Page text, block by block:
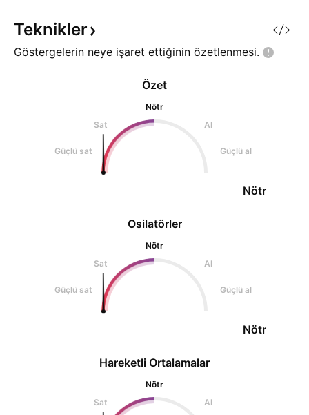
Gerçekleşmezse
Teknikler
Göstergelerin neye işaret ettiğinin özetlenmesi.
Osilatörler
Nötr
Sat
Al
Güçlü sat Güçlü al
Nötr
Özet
Nötr
Sat
Al
Güçlü sat Güçlü al
Nötr
Hareketli Ortalamalar
Nötr
Sat
Al